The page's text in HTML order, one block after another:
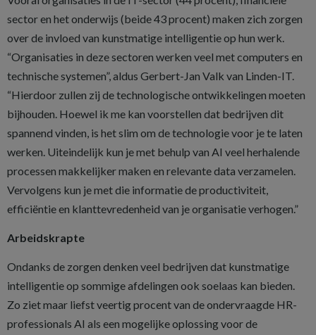
sector en het onderwijs (beide 43 procent) maken zich zorgen
over de invloed van kunstmatige intelligentie op hun werk.
“Organisaties in deze sectoren werken veel met computers en
technische systemen”, aldus Gerbert-Jan Valk van Linden-IT.
“Hierdoor zullen zij de technologische ontwikkelingen moeten
bijhouden. Hoewel ik me kan voorstellen dat bedrijven dit
spannend vinden, is het slim om de technologie voor je te laten
werken. Uiteindelijk kun je met behulp van AI veel herhalende
processen makkelijker maken en relevante data verzamelen.
Vervolgens kun je met die informatie de productiviteit,
efficiëntie en klanttevredenheid van je organisatie verhogen.”
Arbeidskrapte
Ondanks de zorgen denken veel bedrijven dat kunstmatige
intelligentie op sommige afdelingen ook soelaas kan bieden.
Zo ziet maar liefst veertig procent van de ondervraagde HR-
professionals AI als een mogelijke oplossing voor de